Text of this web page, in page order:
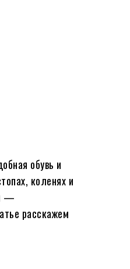
обувь и
коленях и
—
расскажем